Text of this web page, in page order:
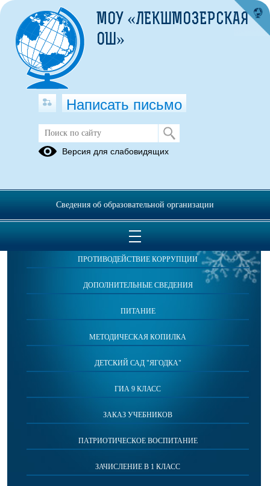
Публикации за 16.12.2025
ОБРАЩЕНИЯ ГРАЖДАН
ПРОТИВОДЕЙСТВИЕ КОРРУПЦИИ
ДОПОЛНИТЕЛЬНЫЕ СВЕДЕНИЯ
ПИТАНИЕ
МЕТОДИЧЕСКАЯ КОПИЛКА
ДЕТСКИЙ САД "ЯГОДКА"
ГИА 9 КЛАСС
ЗАКАЗ УЧЕБНИКОВ
ПАТРИОТИЧЕСКОЕ ВОСПИТАНИЕ
ЗАЧИСЛЕНИЕ В 1 КЛАСС
МОУ «ЛЕКШМОЗЕРСКАЯ
ОШ»
Написать письмо
Версия для слабовидящих
Сведения об образовательной организации